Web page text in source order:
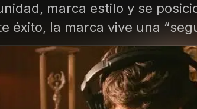
marca estilo y se
éxito, la marca vive una